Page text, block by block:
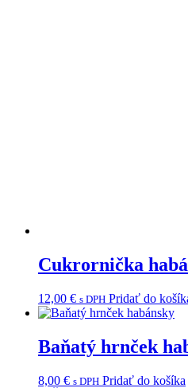
Cukrornička
12,00 € s DPH Pridať do
Baňatý hrnček
8,00 € s DPH Pridať do košíka